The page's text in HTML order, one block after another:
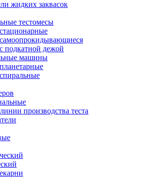
жидких заквасок
тестомесы
подкатной дежой
машины
производства теста